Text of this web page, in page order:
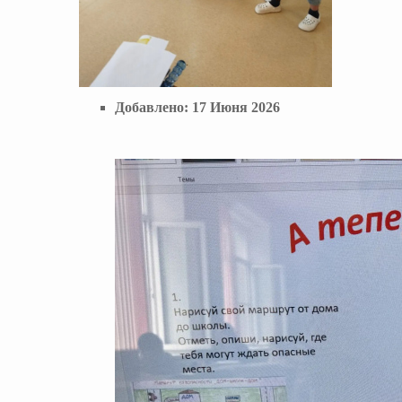
Добавлено: 17 Июня 2026